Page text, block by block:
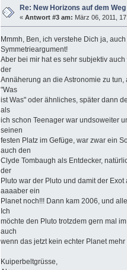
Re: New Horizons auf dem
«Antwort #3 am: März 06, 2011,
Mmmh, Ben, ich verstehe Dich ja,
Symmetrieargument!
Aber bei mir hat es sehr subjektiv
der
Annäherung an die Astronomie zu
"Was
ist Was" oder ähnliches, später dann
als
ich schon Teenager war undsoweiter
seinen
festen Platz im Gefüge, war zwar ein
auch den
Clyde Tombaugh als Entdecker,
der
Pluto war der Pluto und damit der
aaaaber ein
Planet noch!!! Dann kam 2006, und
Ich
möchte den Pluto trotzdem gern mal
auch
wenn das jetzt kein echter Planet
Kuiperbeltgrüsse,